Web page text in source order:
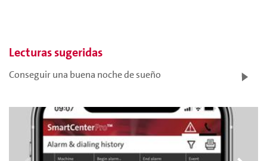
Lecturas sugeridas
Conseguir una buena noche de sueño